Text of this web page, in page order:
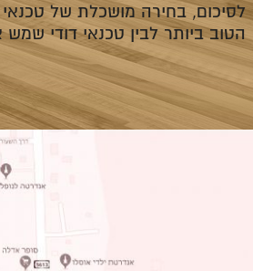
לסיכום, בחירה מושכלת של
הטוב ביותר לבין טכנאי דודי